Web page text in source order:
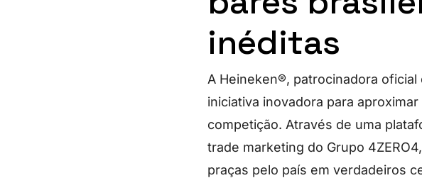
inéditas
A Heineken®, patrocinadora oficial
iniciativa inovadora para
competição. Através de uma
trade marketing do Grupo
praças pelo país em verdadeiros